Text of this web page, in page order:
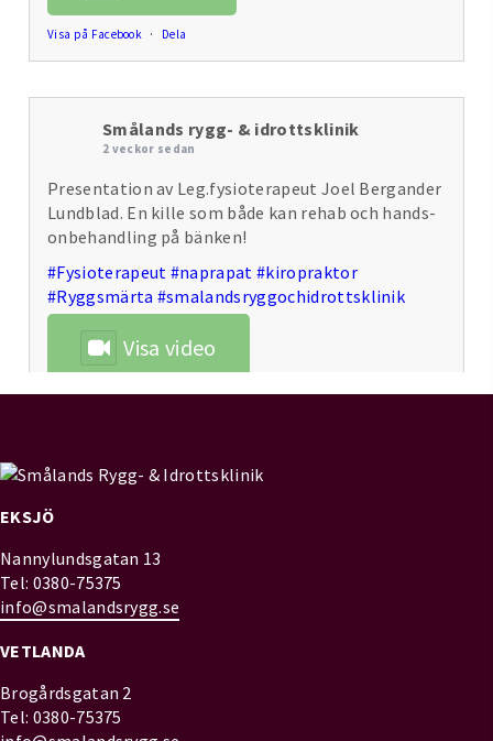
Visa på Facebook · Dela
Smålands rygg- & idrottsklinik
2 veckor sedan
Presentation av Leg.fysioterapeut Joel Bergander
Lundblad. En kille som både kan rehab och hands-
onbehandling på bänken!
#Fysioterapeut #naprapat #kiropraktor
#Ryggsmärta #smalandsryggochidrottsklinik
Visa video
Ge aldrig upp‼️Det är vad denhär bilden
illustrerar♥️
Bilden visar en rönn som nästan gick av helt för
reparation åter igen stävar uppåt och har tro på
framtiden!🙌💪🌟🌳
EKSJÖ
Nannylundsgatan 13
Tel: 0380-75375
info@smalandsrygg.se
VETLANDA
Brogårdsgatan 2
Tel: 0380-75375